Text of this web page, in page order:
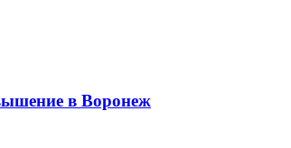
в Воронеж